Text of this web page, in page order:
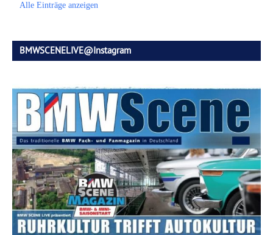
Alle Einträge anzeigen
BMWSCENELIVE@Instagram